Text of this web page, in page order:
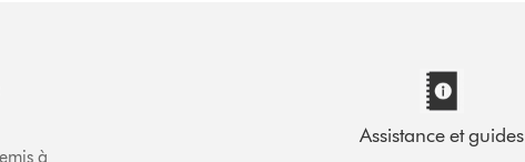
à
Assistance et guides